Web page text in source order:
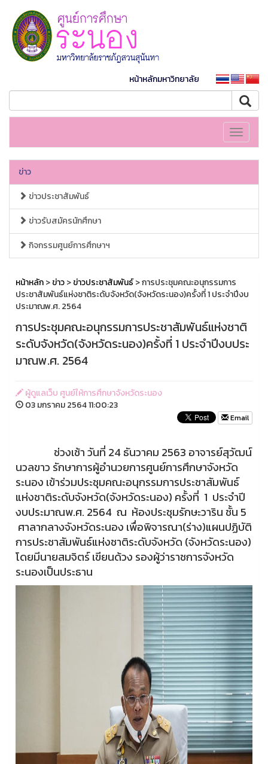
หน้าหลักมหาวิทยาลัย
Toggle
ข่าว
ข่าวประชาสัมพันธ์
ข่าวรับสมัครนักศึกษา
กิจกรรมศูนย์การศึกษาฯ
หน้าหลัก>ข่าว>ข่าวประชาสัมพันธ์> การประชุมคณะอนุกรรมการ
ประชาสัมพันธ์แห่งชาติระดับจังหวัด(จังหวัดระนอง)​ ครั้งที่ 1 ประจำปีงบ
ประมาณพ.ศ.​ 2564
การประชุมคณะอนุกรรมการประชาสัมพันธ์แห่งชาติ
ระดับจังหวัด(จังหวัดระนอง)​ ครั้งที่ 1 ประจำปีงบประ
มาณพ.ศ.​ 2564
ผู้ดูแลเว็บ ศูนย์ให้การศึกษาจังหวัดระนอง
03 มกราคม 2564 11:00:23
Email
ช่วงเช้า วันที่ 24 ธันวาคม 2563 อาจารย์สุวัฒน์
นวลขาว รักษาการผู้อำนวยการศูนย์การศึกษาจังหวัด
ระนอง เข้าร่วมประชุมคณะอนุกรรมการประชาสัมพันธ์
แห่งชาติระดับจังหวัด(จังหวัดระนอง) ครั้งที่ 1 ประจำปี
งบประมาณพ.ศ. 2564 ณ ห้องประชุมรักษะวาริน ชั้น 5
ศาลากลางจังหวัดระนอง เพื่อพิจารณา(ร่าง)แผนปฏิบัติ
การประชาสัมพันธ์แห่งชาติระดับจังหวัด (จังหวัดระนอง)
โดยมีนายสมจิตร์ เขียนด้วง รองผู้ว่าราชการจังหวัด
ระนองเป็นประธาน